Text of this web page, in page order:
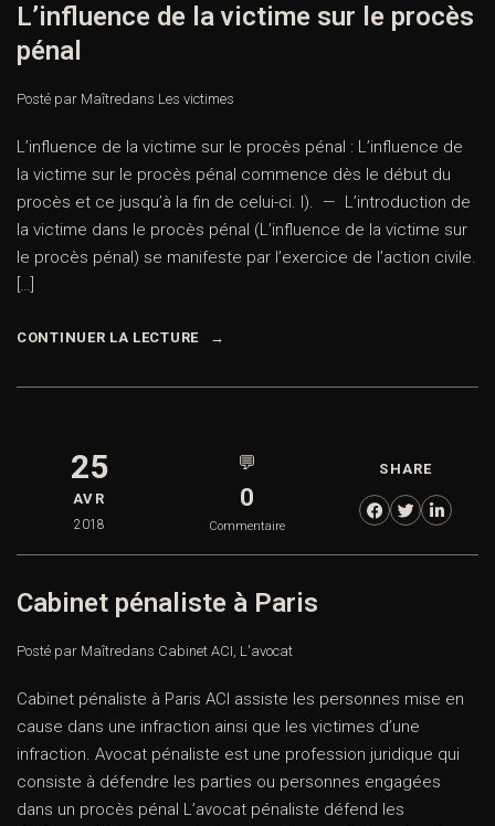
L’influence de la victime sur le procès
pénal
Posté par Maîtredans Les victimes
L’influence de la victime sur le procès pénal : L’influence de
la victime sur le procès pénal commence dès le début du
procès et ce jusqu’à la fin de celui-ci. I). — L’introduction de
la victime dans le procès pénal (L’influence de la victime sur
le procès pénal) se manifeste par l’exercice de l’action civile.
[…]
CONTINUER LA LECTURE
25
AVR
2018
💬
0
Commentaire
SHARE
Cabinet pénaliste à Paris
Posté par Maîtredans Cabinet ACI, L'avocat
Cabinet pénaliste à Paris ACI assiste les personnes mise en
cause dans une infraction ainsi que les victimes d’une
infraction. Avocat pénaliste est une profession juridique qui
consiste à défendre les parties ou personnes engagées
dans un procès pénal L’avocat pénaliste défend les